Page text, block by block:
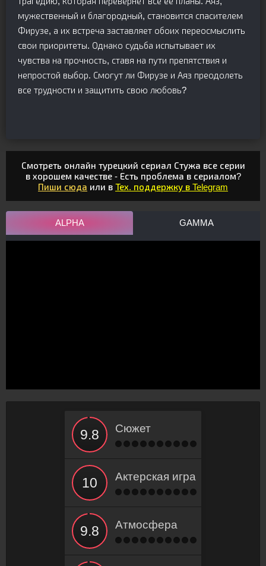
мужественный и благородный, становится спасителем
Фирузе, а их встреча заставляет обоих переосмыслить
свои приоритеты. Однако судьба испытывает их
чувства на прочность, ставя на пути препятствия и
непростой выбор. Смогут ли Фирузе и Аяз преодолеть
все трудности и защитить свою любовь?
Смотреть онлайн турецкий сериал Стужа все серии
в хорошем качестве - Есть проблема в сериалом?
Пиши сюда или в Тех. поддержку в Telegram
ALPHA GAMMA
Сюжет
Актерская игра
Атмосфера